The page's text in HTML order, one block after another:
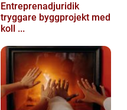
Entreprenadjuridik
tryggare byggprojekt med
koll ...